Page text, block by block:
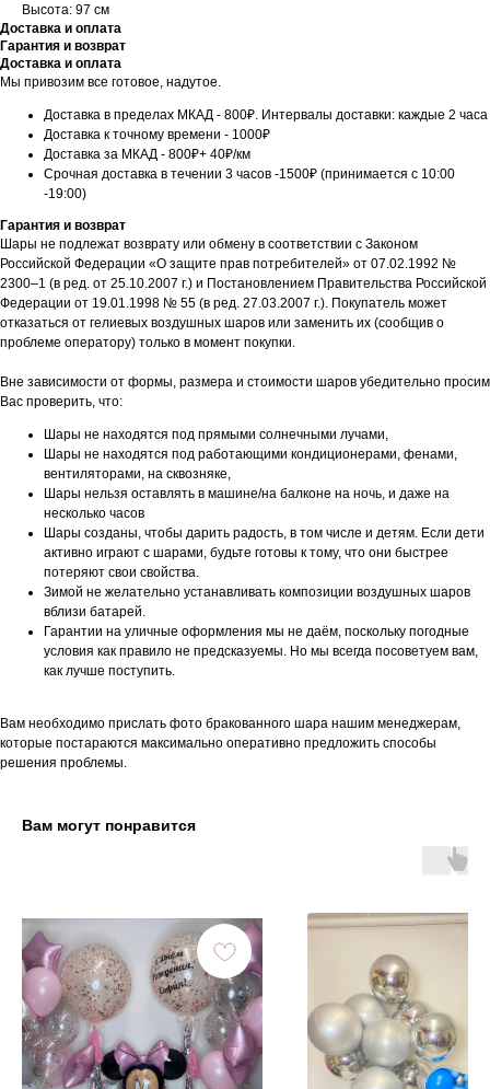
Высота: 97 см
Доставка и оплата
Гарантия и возврат
Доставка и оплата
Мы привозим все готовое, надутое.
Доставка в пределах МКАД - 800₽. Интервалы доставки: каждые 2 часа
Доставка к точному времени - 1000₽
Доставка за МКАД - 800₽+ 40₽/км
Срочная доставка в течении 3 часов -1500₽ (принимается с 10:00
-19:00)
Гарантия и возврат
Шары не подлежат возврату или обмену в соответствии с Законом
Российской Федерации «О защите прав потребителей» от 07.02.1992 №
2300–1 (в ред. от 25.10.2007 г.) и Постановлением Правительства Российской
Федерации от 19.01.1998 № 55 (в ред. 27.03.2007 г.). Покупатель может
отказаться от гелиевых воздушных шаров или заменить их (сообщив о
проблеме оператору) только в момент покупки.
Вне зависимости от формы, размера и стоимости шаров убедительно просим
Вас проверить, что:
Шары не находятся под прямыми солнечными лучами,
Шары не находятся под работающими кондиционерами, фенами,
вентиляторами, на сквозняке,
Шары нельзя оставлять в машине/на балконе на ночь, и даже на
несколько часов
Шары созданы, чтобы дарить радость, в том числе и детям. Если дети
активно играют с шарами, будьте готовы к тому, что они быстрее
потеряют свои свойства.
Зимой не желательно устанавливать композиции воздушных шаров
вблизи батарей.
Гарантии на уличные оформления мы не даём, поскольку погодные
условия как правило не предсказуемы. Но мы всегда посоветуем вам,
как лучше поступить.
Вам необходимо прислать фото бракованного шара нашим менеджерам,
которые постараются максимально оперативно предложить способы
решения проблемы.
Вам могут понравится